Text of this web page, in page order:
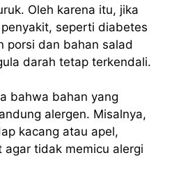
Oleh karena itu, jika
seperti diabetes
porsi dan bahan salad
darah tetap terkendali.
bahwa bahan yang
alergen. Misalnya,
kacang atau apel,
tidak memicu alergi